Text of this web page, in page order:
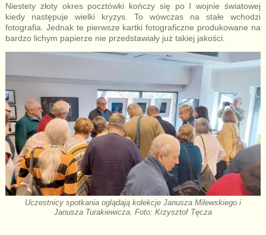
Niestety złoty okres pocztówki kończy się po I wojnie światowej
kiedy następuje wielki kryzys. To wówczas na stałe wchodzi
fotografia. Jednak te pierwsze kartki fotograficzne produkowane na
bardzo lichym papierze nie przedstawiały już takiej jakości.
Uczestnicy spotkania oglądają kolekcje Janusza Milewskiego i
Janusza Turakiewicza. Foto: Krzysztof Tęcza